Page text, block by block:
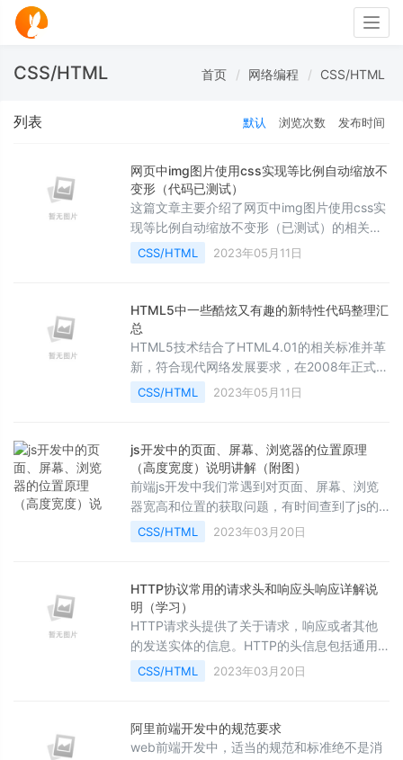
CSS/HTML 首页 网络编程 CSS/HTML
列表 默认 浏览次数 发布时间
网页中img图片使用css实现等比例自动缩放不
变形（代码已测试）
这篇文章主要介绍了网页中img图片使用css实
现等比例自动缩放不变形（已测试）的相关资
料,需要的朋友可以参考下
CSS/HTML 2023年05月11日
HTML5中一些酷炫又有趣的新特性代码整理汇
总
HTML5技术结合了HTML4.01的相关标准并革
新，符合现代网络发展要求，在2008年正式发
布。HTML5并非仅仅用来表示Web内容，它
将 Web带入一个成熟的应用平台，在HTML5
脑的交互都被标准化。
CSS/HTML 2023年05月11日
js开发中的页面、屏幕、浏览器的位置原理
（高度宽度）说明讲解（附图）
前端js开发中我们常遇到对页面、屏幕、浏览
器宽高和位置的获取问题，有时间查到了js的
实现代码，但是不知道为什么。本篇图文并茂
讲解Web环境中屏幕、浏览器及页面的高度、
CSS/HTML 2023年03月20日
HTTP协议常用的请求头和响应头响应详解说
明（学习）
HTTP请求头提供了关于请求，响应或者其他
的发送实体的信息。HTTP的头信息包括通用
头、请求头、响应头和实体头四个部分。通常
HTTP消息包括客户机向服务器的请求消息和
CSS/HTML 2023年03月20日
阿里前端开发中的规范要求
web前端开发中，适当的规范和标准绝不是消